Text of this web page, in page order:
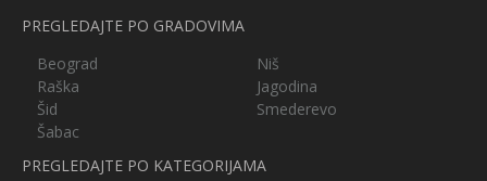
PREGLEDAJTE PO GRADOVIMA
Beograd
Niš
Raška
Jagodina
Šid
Smederevo
Šabac
PREGLEDAJTE PO KATEGORIJAMA